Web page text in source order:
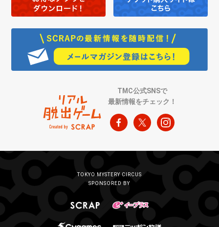
TMC公式SNSで
最新情報をチェック！
TOKYO MYSTERY CIRCUS
SPONSORED BY